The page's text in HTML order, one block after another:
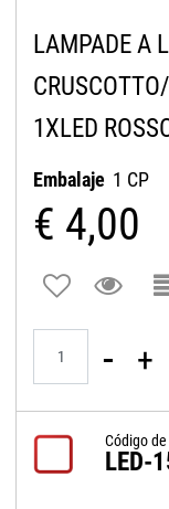
LAMPADE A
1XLED
Embalaje 1 CP
€ 4,00
Código
LED-